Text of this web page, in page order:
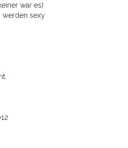
war es)
werden sexy